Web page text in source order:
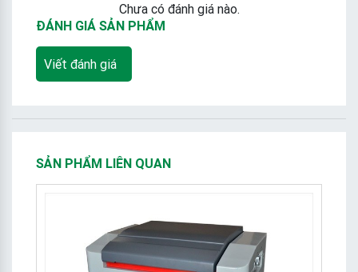
Chưa có đánh giá nào.
ĐÁNH GIÁ SẢN PHẨM
Viết đánh giá
SẢN PHẨM LIÊN QUAN